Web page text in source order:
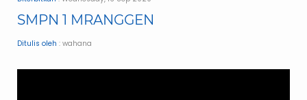
SMPN 1 MRANGGEN
Ditulis oleh : wahana